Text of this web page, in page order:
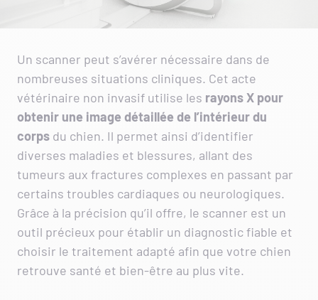
Un scanner peut s’avérer nécessaire dans de
nombreuses situations cliniques. Cet acte
vétérinaire non invasif utilise les rayons X pour
obtenir une image détaillée de l’intérieur du
corps du chien. Il permet ainsi d’identifier
diverses maladies et blessures, allant des
tumeurs aux fractures complexes en passant par
certains troubles cardiaques ou neurologiques.
Grâce à la précision qu’il offre, le scanner est un
outil précieux pour établir un diagnostic fiable et
choisir le traitement adapté afin que votre chien
retrouve santé et bien-être au plus vite.